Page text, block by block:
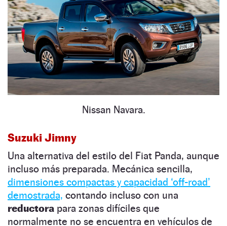
Nissan Navara.
Suzuki Jimny
Una alternativa del estilo del Fiat Panda, aunque
incluso más preparada. Mecánica sencilla,
dimensiones compactas y capacidad ‘off-road’
demostrada, contando incluso con una
reductora para zonas difíciles que
normalmente no se encuentra en vehículos de